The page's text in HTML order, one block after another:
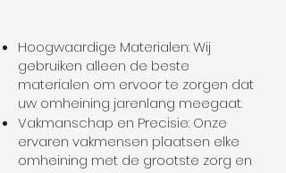
Hoogwaardige Materialen: Wij
gebruiken alleen de beste
materialen om ervoor te zorgen dat
uw omheining jarenlang meegaat.
Vakmanschap en Precisie: Onze
ervaren vakmensen plaatsen elke
omheining met de grootste zorg en